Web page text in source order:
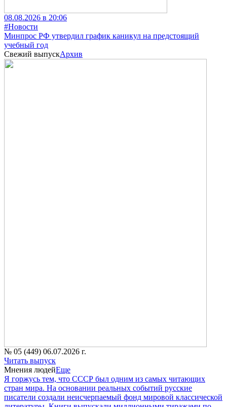
08.08.2026 в 20:06
#Новости
Минпрос РФ утвердил график каникул на предстоящий
учебный год
Свежий выпускАрхив
№ 05 (449) 06.07.2026 г.
Читать выпуск
Мнения людейЕще
Я горжусь тем, что СССР был одним из самых читающих
стран мира. На основании реальных событий русские
писатели создали неисчерпаемый фонд мировой классической